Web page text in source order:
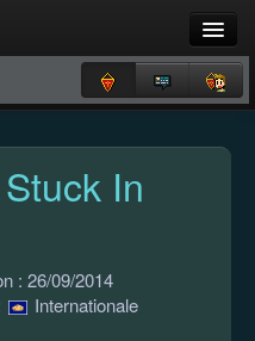
In
: 26/09/2014
Internationale